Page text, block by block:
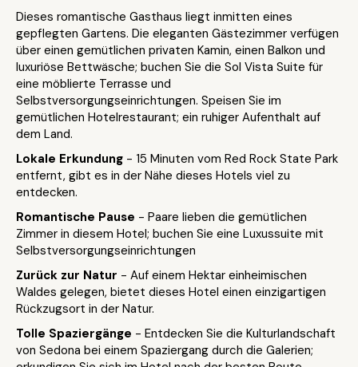
Dieses romantische Gasthaus liegt inmitten eines
gepflegten Gartens. Die eleganten Gästezimmer verfügen
über einen gemütlichen privaten Kamin, einen Balkon und
luxuriöse Bettwäsche; buchen Sie die Sol Vista Suite für
eine möblierte Terrasse und
Selbstversorgungseinrichtungen. Speisen Sie im
gemütlichen Hotelrestaurant; ein ruhiger Aufenthalt auf
dem Land.
Lokale Erkundung - 15 Minuten vom Red Rock State Park
entfernt, gibt es in der Nähe dieses Hotels viel zu
entdecken.
Romantische Pause - Paare lieben die gemütlichen
Zimmer in diesem Hotel; buchen Sie eine Luxussuite mit
Selbstversorgungseinrichtungen
Zurück zur Natur - Auf einem Hektar einheimischen
Waldes gelegen, bietet dieses Hotel einen einzigartigen
Rückzugsort in der Natur.
Tolle Spaziergänge - Entdecken Sie die Kulturlandschaft
von Sedona bei einem Spaziergang durch die Galerien;